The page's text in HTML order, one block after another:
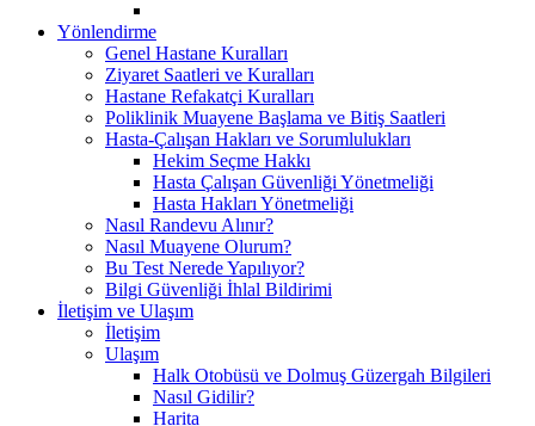
Yönlendirme
Genel Hastane Kuralları
Ziyaret Saatleri ve Kuralları
Hastane Refakatçi Kuralları
Poliklinik Muayene Başlama ve Bitiş Saatleri
Hasta-Çalışan Hakları ve Sorumlulukları
Hekim Seçme Hakkı
Hasta Çalışan Güvenliği Yönetmeliği
Hasta Hakları Yönetmeliği
Nasıl Randevu Alınır?
Nasıl Muayene Olurum?
Bu Test Nerede Yapılıyor?
Bilgi Güvenliği İhlal Bildirimi
İletişim ve Ulaşım
İletişim
Ulaşım
Halk Otobüsü ve Dolmuş Güzergah Bilgileri
Nasıl Gidilir?
Harita